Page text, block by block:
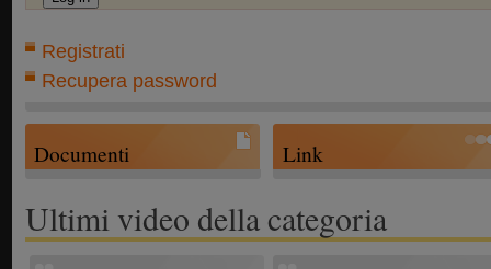
Registrati
Recupera password
Documenti Link
Ultimi video della categoria